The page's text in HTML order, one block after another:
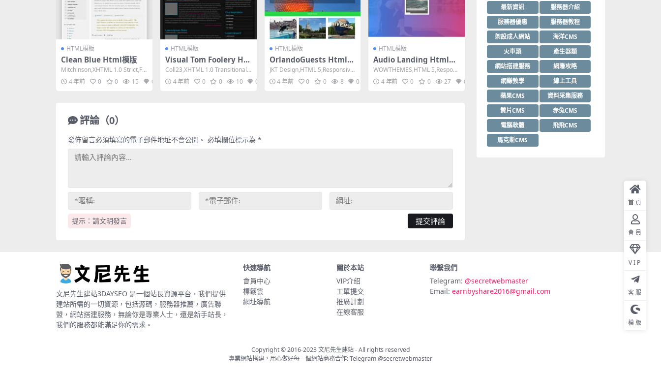
HTML模版
Clean Blue Html模版
Mitchinson,XHTML 1.0 Strict,Fix
ed Width,...
4 年前 0 0 15 0
HTML模版
Visual Tom Foolery Ht
ml模版
Coll23,XHTML 1.0 Transitional,F
ixed Widt...
4 年前 0 0 10 0
HTML模版
OrlandoGuests Html模
版
JKT Design,HTML 5,Responsive,
3 Columns,...
4 年前 0 0 8 0
HTML模版
Audio Landing Html模
版
WOWTHEMES,HTML 5,Respons
ive, 3 Columns,D...
4 年前 0 0 27 0
評論（0）
提示：請文明發言
發佈留言必須填寫的電子郵件地址不會公開。 必填欄位標示為 *
最新資訊
服務器介紹
服務器優惠
服務器教程
架設成人網站
海洋CMS
火車頭
產生器類
網站搭建服務
網賺攻略
網賺教學
線上工具
蘋果CMS
資料采集服務
贊片CMS
赤兔CMS
電腦軟體
飛飛CMS
馬克斯CMS
文尼先生建站3DAYSEO 是一個站長資源平台，我們提供
建站所需的一切資源，包括源碼，服務器推薦，廣告聯
盟，網站搭建服務，無論你是專業人士，還是新手站長，
我們的服務都能滿足你的需求。
快速導航
會員中心
標籤雲
網址導航
關於本站
VIP介绍
工單提交
推廣計劃
在線客服
聯繫我們
Telegram: @secretwebmaster
Email: earnbyshare2016@gmail.com
Copyright © 2016-2023文尼先生建站- All rights reserved
專業網站搭建，用心做好每一個網站商務合作: Telegram@secretwebmaster
首頁
會員
VIP
客服
模版